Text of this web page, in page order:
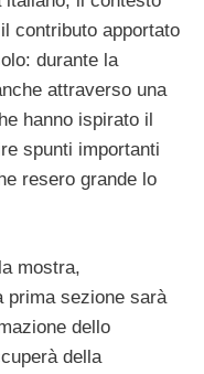
contributo apportato
durante la
attraverso una
hanno ispirato il
spunti importanti
resero grande lo
mostra,
sezione sarà
dello
della